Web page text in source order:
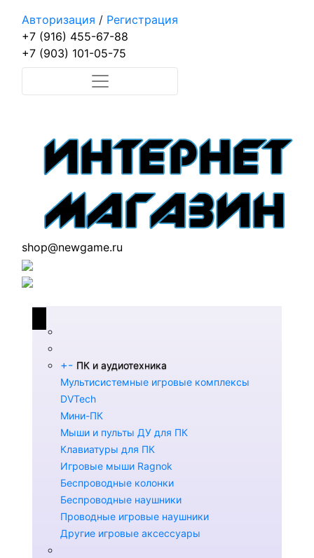
Авторизация / Регистрация
+7 (916) 455-67-88
+7 (903) 101-05-75
shop@newgame.ru
+- ПК и аудиотехника
Мультисистемные игровые комплексы
DVTech
Мини-ПК
Мыши и пульты ДУ для ПК
Клавиатуры для ПК
Игровые мыши Ragnok
Беспроводные колонки
Беспроводные наушники
Проводные игровые наушники
Другие игровые аксессуары